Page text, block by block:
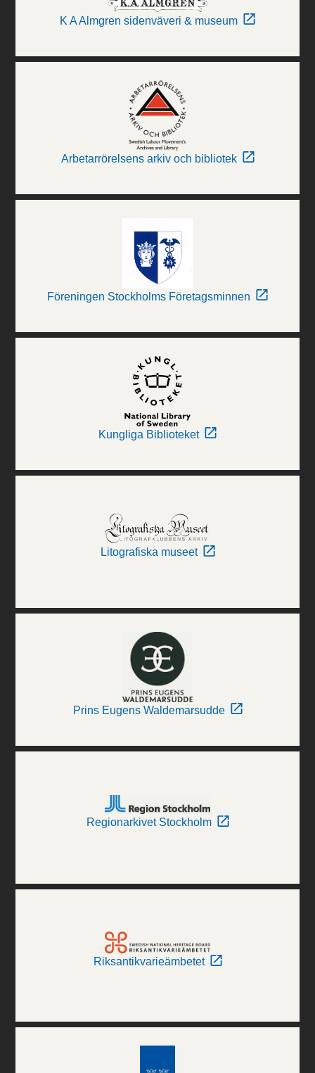
K A Almgren sidenväveri & museum
Arbetarrörelsens arkiv och bibliotek
Föreningen Stockholms Företagsminnen
Kungliga Biblioteket
Litografiska museet
Prins Eugens Waldemarsudde
Regionarkivet Stockholm
Riksantikvarieämbetet